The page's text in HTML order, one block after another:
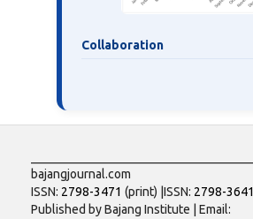
Collaboration
bajangjournal.com
ISSN: 2798-3471 (print) |ISSN: 2798-3641
Published by Bajang Institute | Email: